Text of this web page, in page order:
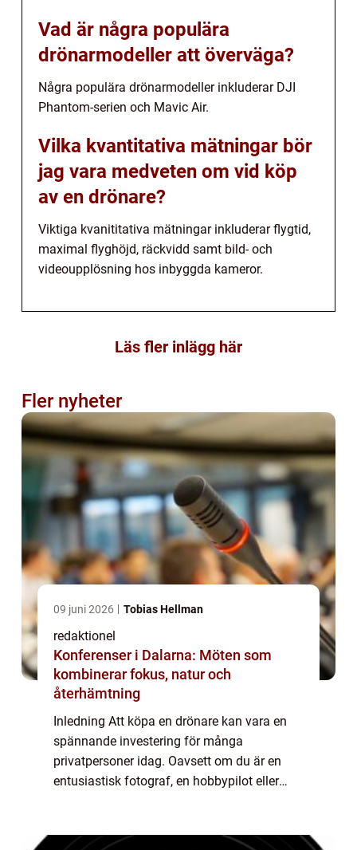
Vad är några populära
drönarmodeller att överväga?
Några populära drönarmodeller inkluderar DJI
Phantom-serien och Mavic Air.
Vilka kvantitativa mätningar bör
jag vara medveten om vid köp
av en drönare?
Viktiga kvanititativa mätningar inkluderar flygtid,
maximal flyghöjd, räckvidd samt bild- och
videoupplösning hos inbyggda kameror.
Läs fler inlägg här
Fler nyheter
09 juni 2026 Tobias Hellman
redaktionel
Konferenser i Dalarna: Möten som
kombinerar fokus, natur och
återhämtning
Inledning Att köpa en drönare kan vara en
spännande investering för många
privatpersoner idag. Oavsett om du är en
entusiastisk fotograf, en hobbypilot eller
köpbeslut. ...